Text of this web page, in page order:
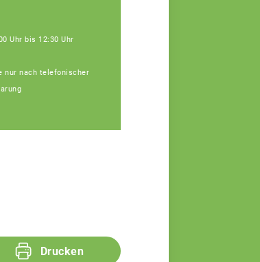
Uhr bis 12:30 Uhr
nur nach telefonischer
Drucken